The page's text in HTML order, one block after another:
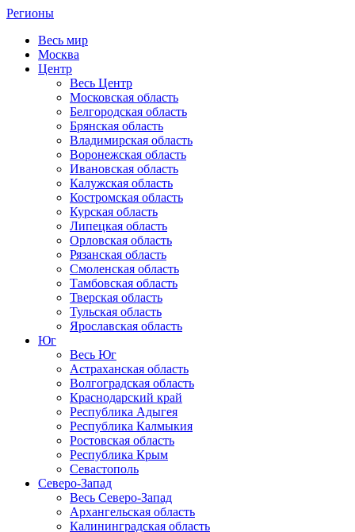
Регионы
Весь мир
Москва
Центр
Весь Центр
Московская область
Белгородская область
Брянская область
Владимирская область
Воронежская область
Ивановская область
Калужская область
Костромская область
Курская область
Липецкая область
Орловская область
Рязанская область
Смоленская область
Тамбовская область
Тверская область
Тульская область
Ярославская область
Юг
Весь Юг
Астраханская область
Волгоградская область
Краснодарский край
Республика Адыгея
Республика Калмыкия
Ростовская область
Республика Крым
Севастополь
Северо-Запад
Весь Северо-Запад
Архангельская область
Калининградская область